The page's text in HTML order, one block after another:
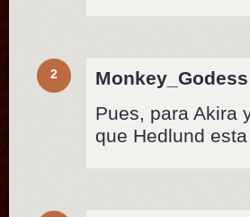
2 Monkey_Godess
Pues, para Akira
que Hedlund